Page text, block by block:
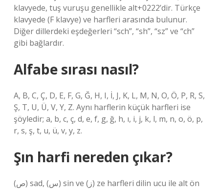
klavyede, tuş vuruşu genellikle alt+0222’dir. Türkçe
klavyede (F klavye) ve harfleri arasında bulunur.
Diğer dillerdeki eşdeğerleri “sch”, “sh”, “sz” ve “ch”
gibi bağlardır.
Alfabe sırası nasıl?
A, B, C, Ç, D, E, F, G, Ğ, H, I, İ, J, K, L, M, N, O, Ö, P, R, S,
Ş, T, U, Ü, V, Y, Z. Aynı harflerin küçük harfleri ise
şöyledir; a, b, c, ç, d, e, f, g, ğ, h, ı, i, j, k, l, m, n, o, ö, p,
r, s, ş, t, u, ü, v, y, z.
Şın harfi nereden çıkar?
(ص) sad, (س) sin ve (ز) ze harfleri dilin ucu ile alt ön